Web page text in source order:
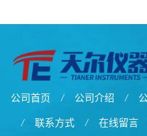
公司首页 / 公司介绍 /
/ 联系方式 / 在线留言